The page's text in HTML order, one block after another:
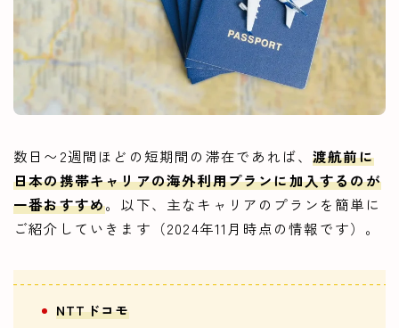
数日〜2週間ほどの短期間の滞在であれば、 渡航前に
日本の携帯キャリアの海外利用プランに加入するのが
一番おすすめ。以下、主なキャリアのプランを簡単に
ご紹介していきます（2024年11月時点の情報です）。
NTTドコモ